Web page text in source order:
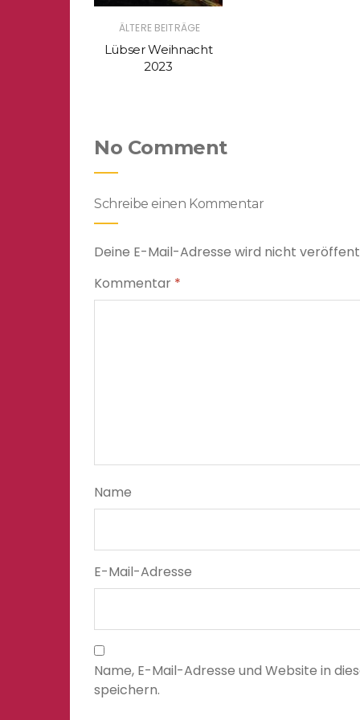
ÄLTERE BEITRÄGE
Lübser Weihnacht
2023
No Comment
Schreibe einen Kommentar
Deine E-Mail-Adresse wird nicht
Kommentar *
Name
E-Mail-Adresse
Name, E-Mail-Adresse und Website in
speichern.